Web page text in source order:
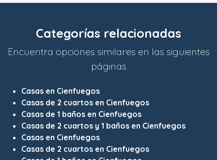
Categorías relacionadas
Encuentra opciones similares en las siguientes
páginas
Casas en Cienfuegos
Casas de 2 cuartos en Cienfuegos
Casas de 1 baños en Cienfuegos
Casas de 2 cuartos y 1 baños en Cienfuegos
Casas en Cienfuegos
Casas de 2 cuartos en Cienfuegos